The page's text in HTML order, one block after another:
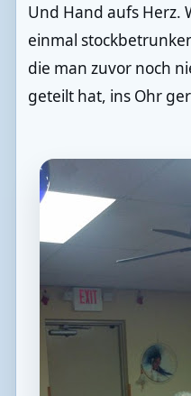
Und Hand aufs Herz.
einmal
die man zuvor noch
geteilt hat, ins Ohr